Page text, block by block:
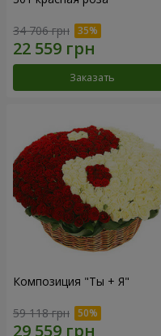
34 706 грн
Заказать
Композиция "Ты + Я"
59 118 грн